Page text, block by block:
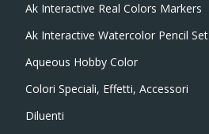
Ak Interactive Real Colors Markers
Ak Interactive Watercolor Pencil Set
Aqueous Hobby Color
Colori Speciali, Effetti, Accessori
Diluenti